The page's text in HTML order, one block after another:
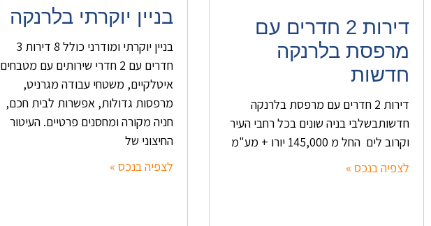
דירות 2 חדרים עם
מרפסת בלרנקה
חדשות
דירות 2 חדרים עם מרפסת בלרנקה
חדשותבשלבי בניה שונים בכל רחבי העיר
וקרוב לים החל מ 145,000 יורו + מע"מ
לצפיה בנכס »
בניין יוקרתי בלרנקה
בניין יוקרתי ומודרני כולל 8 דירות 3
חדרים עם 2 חדרי שירותים עם מטבחים
איטלקיים, משטחי עבודה מגרניט,
מרפסות גדולות, אפשרות לבית חכם,
חניה מקורה ומחסנים פרטיים. העיטור
החיצוני של
לצפיה בנכס »